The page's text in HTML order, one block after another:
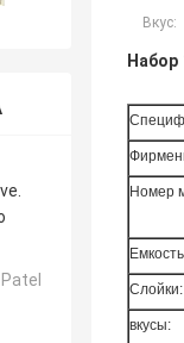
Вкус:
Набор
Номер
Слойки:
вкусы: